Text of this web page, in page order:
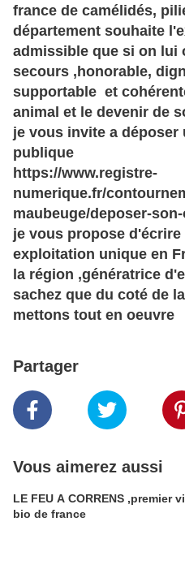
france de camélidés,
département souhaite
admissible que si on lui
secours ,honorable,
supportable et
animal et le devenir de
je vous invite a
publique
https://www.registre-
numerique.fr/
maubeuge/deposer-
je vous propose d'écrire
exploitation unique en
la région ,génératrice
sachez que du coté de
mettons tout en oeuvre
Partager
Vous aimerez aussi
LE FEU A CORRENS ,premier
bio de france